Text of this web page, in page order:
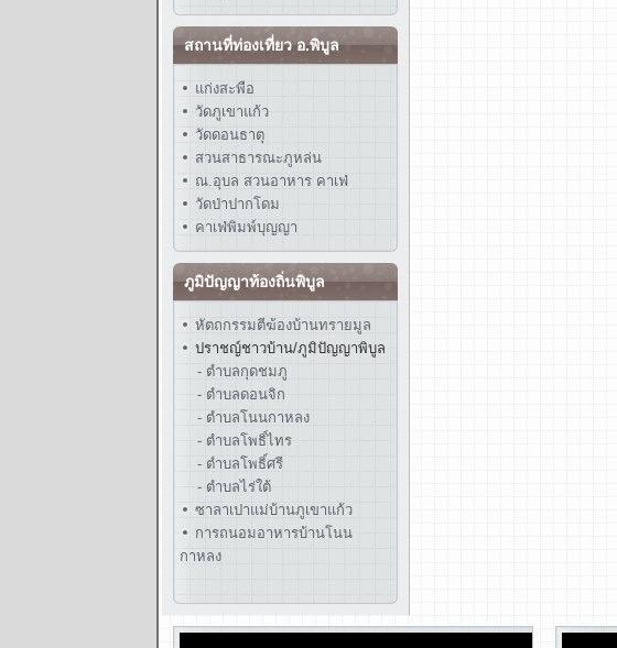
สถานที่ท่องเที่ยว อ.พิบูล
แก่งสะพือ
วัดภูเขาแก้ว
วัดดอนธาตุ
สวนสาธารณะภูหล่น
ณ.อุบล สวนอาหาร คาเฟ่
วัดป่าปากโดม
คาเฟ่พิมพ์บุญญา
ภูมิปัญญาท้องถิ่นพิบูล
หัตถกรรมตีฆ้องบ้านทรายมูล
ปราชญ์ชาวบ้าน/ภูมิปัญญาพิบูล
- ตำบลกุดชมภู
- ตำบลดอนจิก
- ตำบลโนนกาหลง
- ตำบลโพธิ์ไทร
- ตำบลโพธิ์ศรี
- ตำบลไร่ใต้
ซาลาเปาแม่บ้านภูเขาแก้ว
การถนอมอาหารบ้านโนน
กาหลง